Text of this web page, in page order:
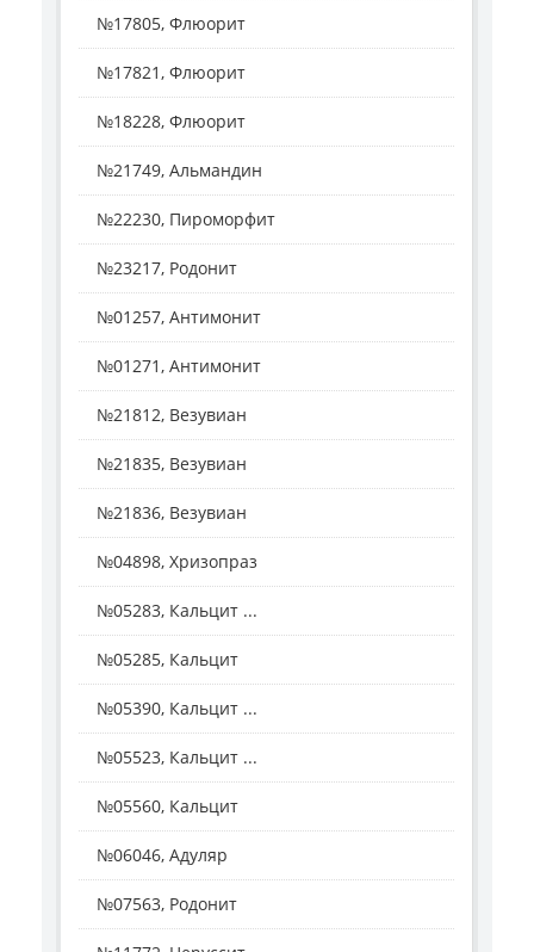
№17805, Флюорит
№17821, Флюорит
№18228, Флюорит
№21749, Альмандин
№22230, Пироморфит
№23217, Родонит
№01257, Антимонит
№01271, Антимонит
№21812, Везувиан
№21835, Везувиан
№21836, Везувиан
№04898, Хризопраз
№05283, Кальцит ...
№05285, Кальцит
№05390, Кальцит ...
№05523, Кальцит ...
№05560, Кальцит
№06046, Адуляр
№07563, Родонит